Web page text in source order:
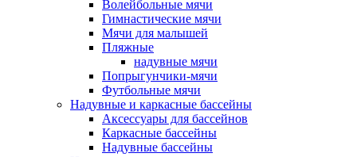
Волейбольные мячи
Гимнастические мячи
Мячи для малышей
Пляжные
надувные мячи
Попрыгунчики-мячи
Футбольные мячи
Надувные и каркасные бассейны
Аксессуары для бассейнов
Каркасные бассейны
Надувные бассейны